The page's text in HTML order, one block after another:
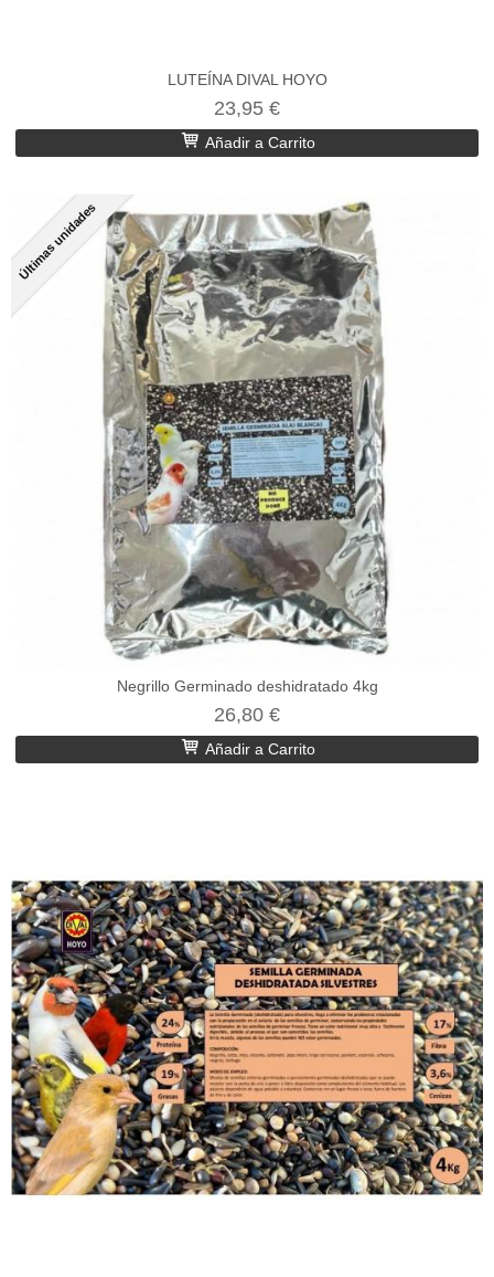
LUTEÍNA DIVAL HOYO
23,95 €
Añadir a Carrito
Últimas unidades
Negrillo Germinado deshidratado 4kg
26,80 €
Añadir a Carrito